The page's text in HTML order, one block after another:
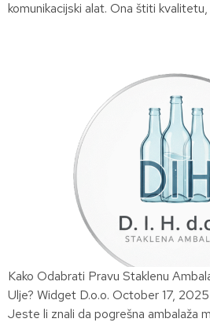
komunikacijski alat. Ona štiti
Kako Odabrati Pravu Staklenu
Ulje? Widget D.o.o. October 17,
Jeste li znali da pogrešna ambalaža